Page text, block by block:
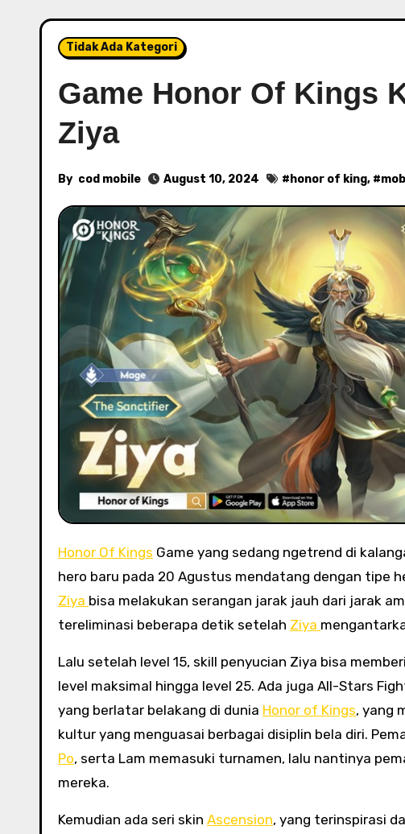
Tidak Ada Kategori
Game Honor Of Kings
Ziya
By cod mobile August 10, 2024 # honor of king, #
Honor Of Kings Game yang sedang ngetrend di
hero baru pada 20 Agustus mendatang dengan tipe
Ziya bisa melakukan serangan jarak jauh dari jarak
tereliminasi beberapa detik setelah Ziya
Lalu setelah level 15, skill penyucian Ziya bisa
level maksimal hingga level 25. Ada juga All-Stars
yang berlatar belakang di dunia Honor of Kings, yang
kultur yang menguasai berbagai disiplin bela diri.
Po, serta Lam memasuki turnamen, lalu nantinya
mereka.
Kemudian ada seri skin Ascension, yang terinspirasi